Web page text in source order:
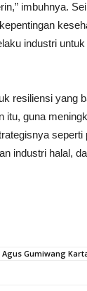
imbuhnya.
industri
resiliensi yang
itu, guna
seperti
industri halal,
Gumiwang